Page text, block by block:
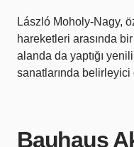
László Moholy-Nagy,
hareketleri arasında
alanda da yaptığı
sanatlarında belirleyici
Bauhaus